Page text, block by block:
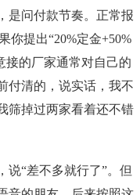
是问付款节奏。正常报
你提出“20%定金+50%
接的厂家通常对自己的
付清的，说实话，我不
筛掉过两家看着还不错
说“差不多就行了”。但